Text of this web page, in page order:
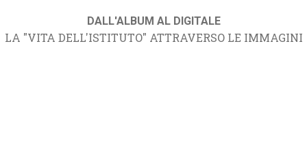
DALL'ALBUM AL DIGITALE
LA "VITA DELL'ISTITUTO" ATTRAVERSO LE IMMAGINI